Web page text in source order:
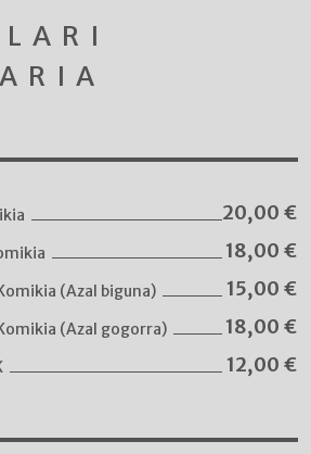
20,00 €
18,00 €
(Azal biguna) 15,00 €
(Azal gogorra) 18,00 €
12,00 €